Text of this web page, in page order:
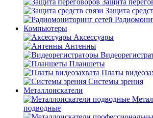
Защита
Защита
Компьютеры
Аксессуары
Антенны
Планшеты
Платы
Системы зрения
Металлоискатели
подводные